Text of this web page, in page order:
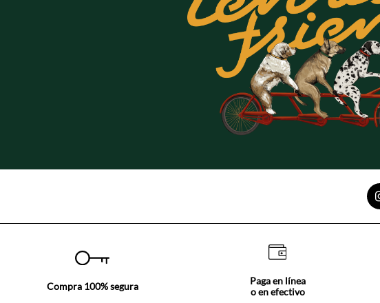
Compra 100% segura
Paga en línea
o en efectivo